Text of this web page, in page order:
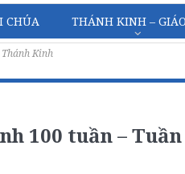
CHÚA THÁNH KINH –
Kinh
100 tuần – Tuần